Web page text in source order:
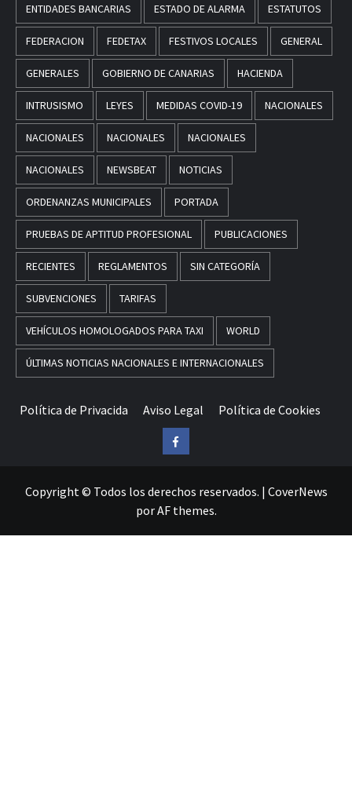
ENTIDADES BANCARIAS ESTADO DE ALARMA ESTATUTOS
FEDERACION FEDETAX FESTIVOS LOCALES GENERAL
GENERALES GOBIERNO DE CANARIAS HACIENDA
INTRUSISMO LEYES MEDIDAS COVID-19 NACIONALES
NACIONALES NACIONALES NACIONALES
NACIONALES NEWSBEAT NOTICIAS
ORDENANZAS MUNICIPALES PORTADA
PRUEBAS DE APTITUD PROFESIONAL PUBLICACIONES
RECIENTES REGLAMENTOS SIN CATEGORÍA
SUBVENCIONES TARIFAS
VEHÍCULOS HOMOLOGADOS PARA TAXI WORLD
ÚLTIMAS NOTICIAS NACIONALES E INTERNACIONALES
Política de Privacida Aviso Legal Política de Cookies
Facebook
Copyright © Todos los derechos reservados. | CoverNews
por AF themes.